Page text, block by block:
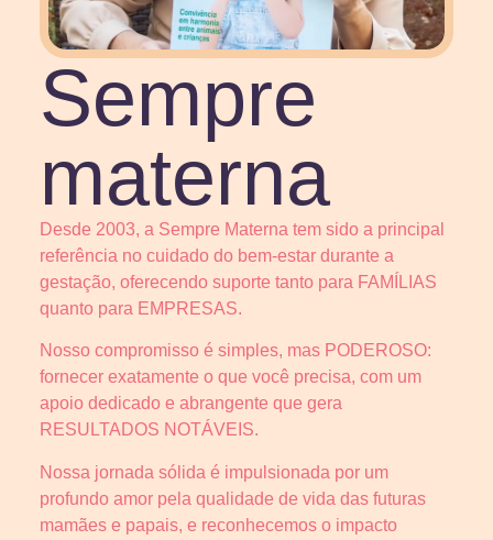
Sempre
materna
Desde 2003, a Sempre Materna tem sido a principal
referência no cuidado do bem-estar durante a
gestação, oferecendo suporte tanto para FAMÍLIAS
quanto para EMPRESAS.
Nosso compromisso é simples, mas PODEROSO:
fornecer exatamente o que você precisa, com um
apoio dedicado e abrangente que gera
RESULTADOS NOTÁVEIS.
Nossa jornada sólida é impulsionada por um
profundo amor pela qualidade de vida das futuras
mamães e papais, e reconhecemos o impacto